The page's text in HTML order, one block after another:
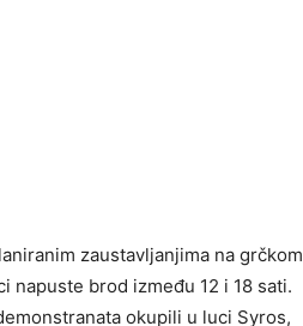
zaustavljanjima na grčkom
napuste brod između 12 i 18 sati.
okupili u luci Syros,